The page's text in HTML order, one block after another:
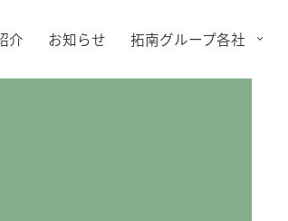
介 お知らせ 拓南グループ各社